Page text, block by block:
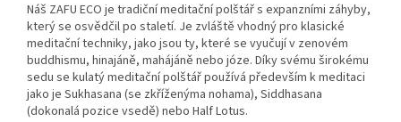
Náš ZAFU ECO je tradiční meditační polštář s expanzními záhyby,
který se osvědčil po staletí. Je zvláště vhodný pro klasické
meditační techniky, jako jsou ty, které se vyučují v zenovém
buddhismu, hinajáně, mahájáně nebo józe. Díky svému širokému
sedu se kulatý meditační polštář používá především k meditaci
jako je Sukhasana (se zkříženýma nohama), Siddhasana
(dokonalá pozice vsedě) nebo Half Lotus.